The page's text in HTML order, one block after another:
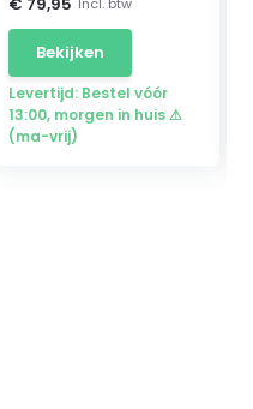
Bekijken
Levertijd: Bestel vóór
13:00, morgen in huis ⚠
(ma-vrij)